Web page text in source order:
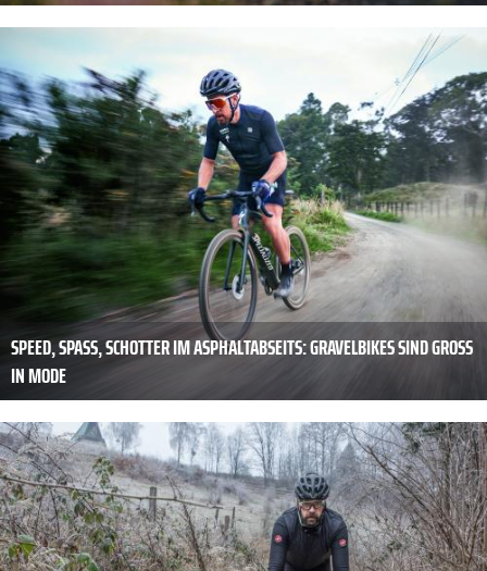
SPEED, SPASS, SCHOTTER IM ASPHALTABSEITS: GRAVELBIKES SIND GROSS IN
MODE